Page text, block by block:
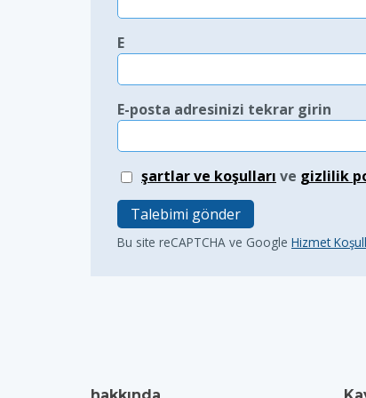
E
E-posta adresinizi tekrar girin
şartlar ve koşulları ve gizlilik
Talebimi gönder
Bu site reCAPTCHA ve Google Hizmet